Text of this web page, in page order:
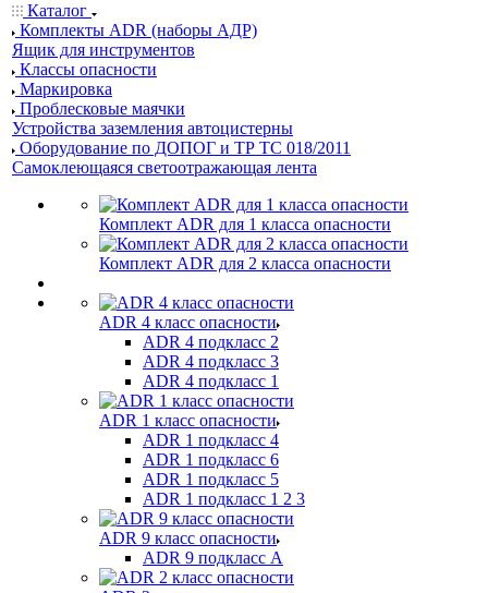
Каталог
Комплекты ADR (наборы АДР)
Ящик для инструментов
Классы опасности
Маркировка
Проблесковые маячки
Устройства заземления автоцистерны
Оборудование по ДОПОГ и ТР ТС 018/2011
Самоклеющаяся светоотражающая лента
Комплект ADR для 1 класса опасности
Комплект ADR для 2 класса опасности
ADR 4 класс опасности
ADR 4 подкласс 2
ADR 4 подкласс 3
ADR 4 подкласс 1
ADR 1 класс опасности
ADR 1 подкласс 4
ADR 1 подкласс 6
ADR 1 подкласс 5
ADR 1 подкласс 1 2 3
ADR 9 класс опасности
ADR 9 подкласс A